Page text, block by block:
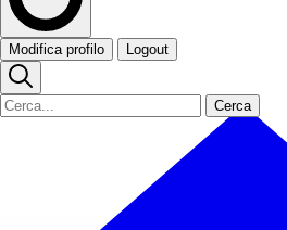
Modifica profilo Logout
Cerca